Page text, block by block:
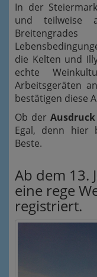
In der
und teilweise
die Kelten und
echte
Arbeitsgeräten
bestätigen diese
Ob der
Egal, denn hier
Beste.
Ab dem 13.
eine rege
registriert.